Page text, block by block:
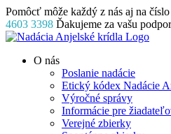
Skip
to
content
Pomôcť môže každý z nás aj na
4603 3398 Ďakujeme za vašu
Facebook
Instagram
YouTube
O nás
Poslanie nadácie
Etický kódex Nadácie
Výročné správy
Informácie pre
Verejné zbierky